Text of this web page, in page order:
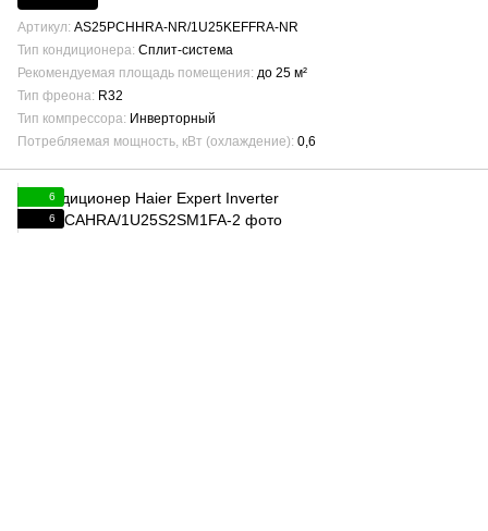
Артикул AS25PCHHRA-NR/1U25KEFFRA-NR
Тип кондиционера Сплит-система
Рекомендуемая площадь помещения до 25 м²
Тип фреона R32
Тип компрессора Инверторный
Потребляемая мощность, кВт (охлаждение) 0,6
6
6